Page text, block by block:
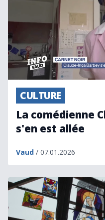
CULTURE
La comédienne
s'en est allée
Vaud / 07.01.2026
Vitromusée: un espace